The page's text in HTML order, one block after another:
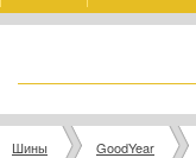
Шины GoodYear